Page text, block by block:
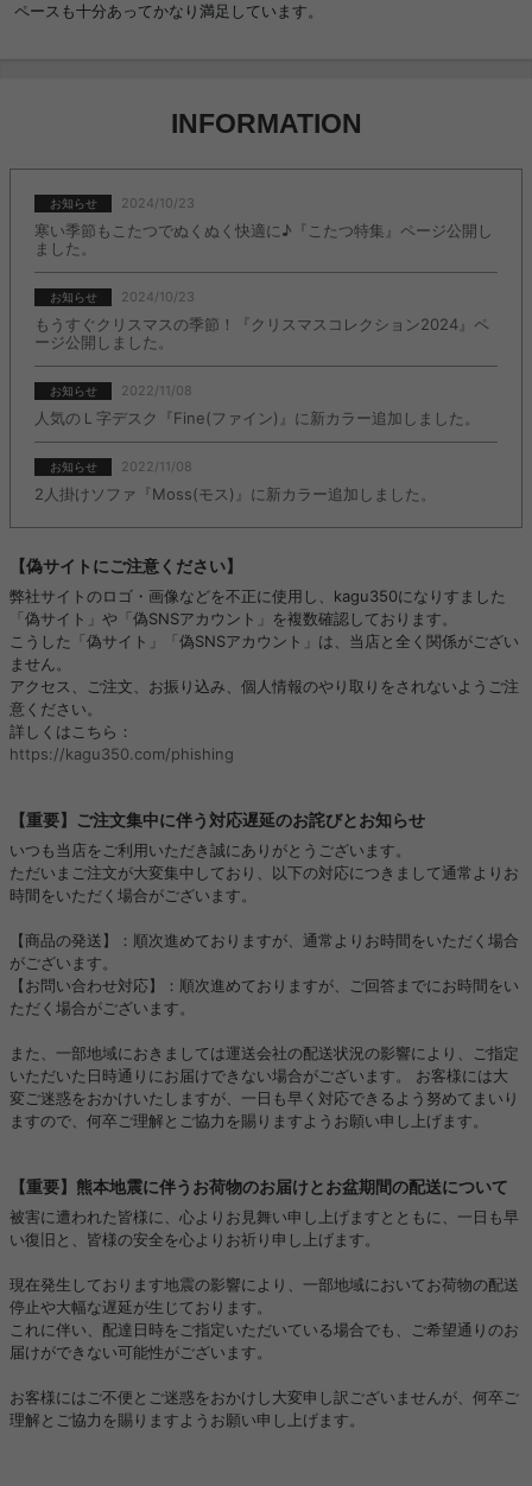
ペースも十分あってかなり満足しています。
INFORMATION
お知らせ 2024/10/23
寒い季節もこたつでぬくぬく快適に♪『こたつ特集』ページ公開し
ました。
お知らせ 2024/10/23
もうすぐクリスマスの季節！『クリスマスコレクション2024』ペ
ージ公開しました。
お知らせ 2022/11/08
人気のＬ字デスク『Fine(ファイン)』に新カラー追加しました。
お知らせ 2022/11/08
2人掛けソファ『Moss(モス)』に新カラー追加しました。
【偽サイトにご注意ください】
弊社サイトのロゴ・画像などを不正に使用し、kagu350になりすました
「偽サイト」や「偽SNSアカウント」を複数確認しております。
こうした「偽サイト」「偽SNSアカウント」は、当店と全く関係がござい
ません。
アクセス、ご注文、お振り込み、個人情報のやり取りをされないようご注
意ください。
詳しくはこちら：
https://kagu350.com/phishing
【重要】ご注文集中に伴う対応遅延のお詫びとお知らせ
いつも当店をご利用いただき誠にありがとうございます。
ただいまご注文が大変集中しており、以下の対応につきまして通常よりお
時間をいただく場合がございます。
【商品の発送】：順次進めておりますが、通常よりお時間をいただく場合
がございます。
【お問い合わせ対応】：順次進めておりますが、ご回答までにお時間をい
ただく場合がございます。
また、一部地域におきましては運送会社の配送状況の影響により、ご指定
いただいた日時通りにお届けできない場合がございます。 お客様には大
変ご迷惑をおかけいたしますが、一日も早く対応できるよう努めてまいり
ますので、何卒ご理解とご協力を賜りますようお願い申し上げます。
【重要】熊本地震に伴うお荷物のお届けとお盆期間の配送について
被害に遭われた皆様に、心よりお見舞い申し上げますとともに、一日も早
い復旧と、皆様の安全を心よりお祈り申し上げます。
現在発生しております地震の影響により、一部地域においてお荷物の配送
停止や大幅な遅延が生じております。
これに伴い、配達日時をご指定いただいている場合でも、ご希望通りのお
届けができない可能性がございます。
お客様にはご不便とご迷惑をおかけし大変申し訳ございませんが、何卒ご
理解とご協力を賜りますようお願い申し上げます。